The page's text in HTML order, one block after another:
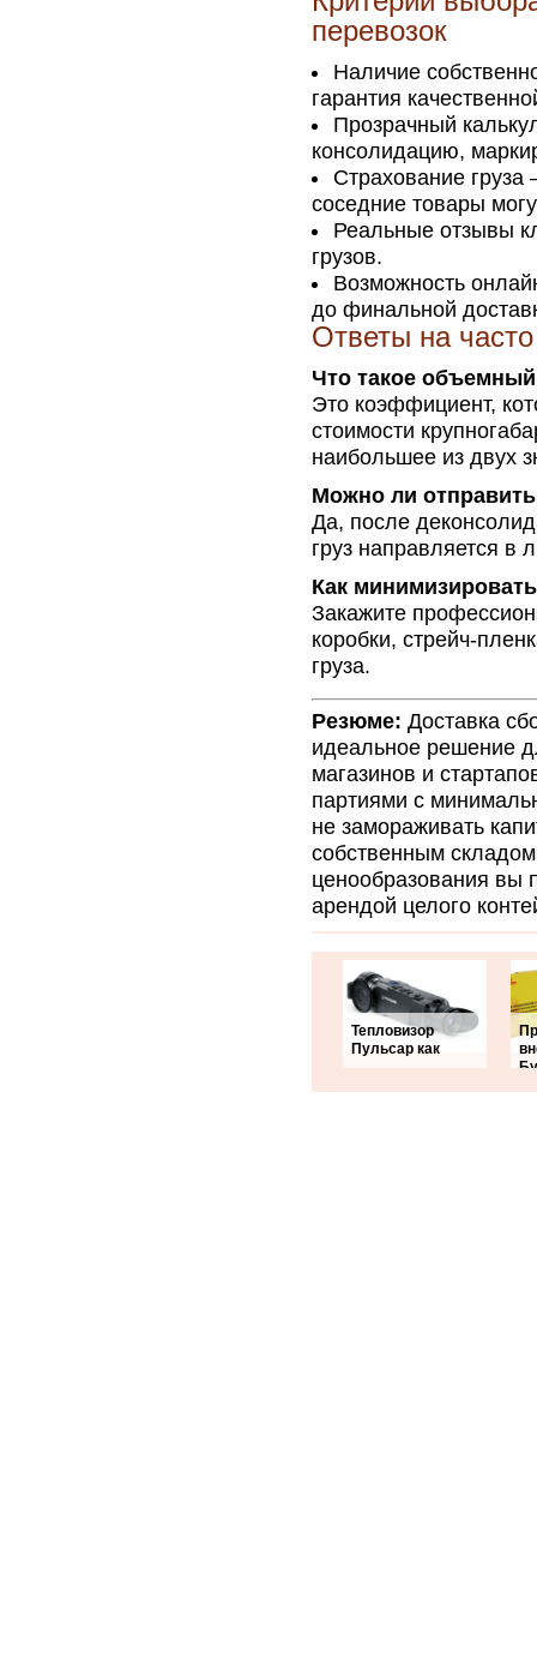
перевозок
Наличие
гарантия
Прозрачный
консолидацию,
Страхование груза
соседние товары
Реальные отзывы
грузов.
Возможность
до финальной
Ответы на
Что такое
Это коэффициент,
стоимости
наибольшее из двух
Можно ли
Да, после
груз направляется
Как
Закажите
коробки, стрейч-
груза.
Резюме: Доставка
идеальное решение
магазинов и
партиями с
не замораживать
собственным
ценообразования вы
арендой целого
Тепловизор
Пульсар как